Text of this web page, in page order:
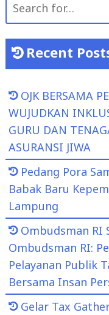
Recent
OJK BERSAMA
WUJUDKAN
GURU DAN
ASURANSI JIWA
Pedang Pora
Babak Baru
Lampung
Ombudsman RI
Ombudsman RI:
Pelayanan Publik
Bersama Insan
Gelar Tax